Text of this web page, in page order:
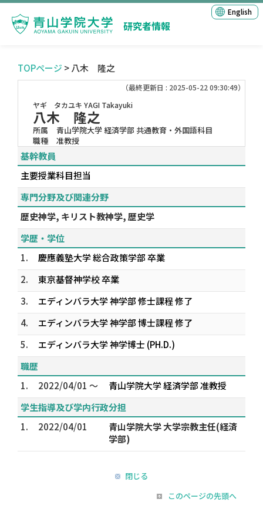
研究者情報
English
TOPページ > 八木 隆之
（最終更新日 : 2025-05-22 09:30:49）
ヤギ タカユキ YAGI Takayuki
八木 隆之
所属
青山学院大学 経済学部 共通教育・外国語科目
職種
准教授
基幹教員
主要授業科目担当
専門分野及び関連分野
歴史神学, キリスト教神学, 歴史学
学歴・学位
1.
慶應義塾大学 総合政策学部 卒業
2.
東京基督神学校 卒業
3.
エディンバラ大学 神学部 修士課程 修了
4.
エディンバラ大学 神学部 博士課程 修了
5.
エディンバラ大学 神学博士 (PH.D.)
職歴
1.
2022/04/01 ～
青山学院大学 経済学部 准教授
学生指導及び学内行政分担
1.
2022/04/01
青山学院大学 大学宗教主任(経済
学部)
閉じる
このページの先頭へ